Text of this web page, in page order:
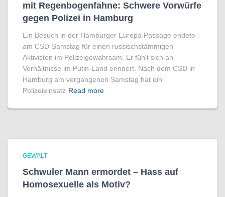
mit Regenbogen­fahne: Schwere Vorwürfe
gegen Polizei in Hamburg
Ein Besuch in der Hamburger Europa Passage endete
am CSD-Samstag für einen russischstämmigen
Aktivisten im Polizeigewahrsam. Er fühlt sich an
Verhältnisse im Putin-Land erinnert. Nach dem CSD in
Hamburg am vergangenen Samstag hat ein
Polizeieinsatz Read more
GEWALT
Schwuler Mann ermordet – Hass auf
Homo­sexuelle als Motiv?